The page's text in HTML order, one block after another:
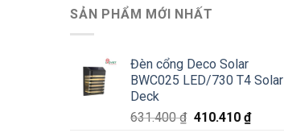
SẢN PHẨM MỚI NHẤT
Đèn cổng Deco Solar
BWC025 LED/730 T4 Solar
Deck
631.400₫ Giá
410.410 ₫Giá